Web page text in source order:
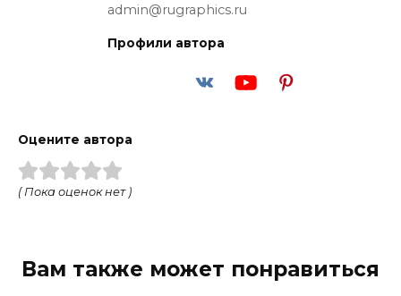
admin@rugraphics.ru
Профили автора
Оцените автора
( Пока оценок нет )
Вам также может понравиться